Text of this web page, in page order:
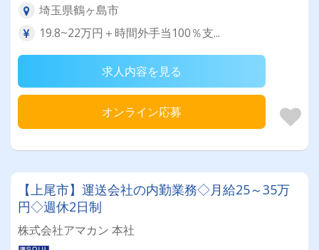
埼玉県鶴ヶ島市
19.8~22万円＋時間外手当100％支...
求人内容を見る
オンライン応募
【上尾市】運送会社の内勤業務◇月給25～35万
円◇週休2日制
株式会社アマカン 本社